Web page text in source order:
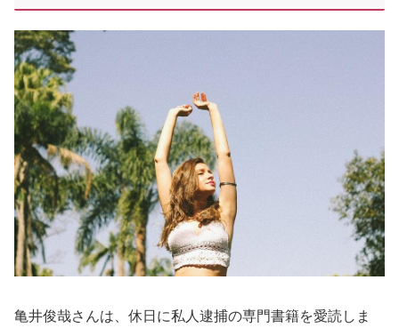
亀井俊哉さんは、休日に私人逮捕の専門書籍を愛読しま